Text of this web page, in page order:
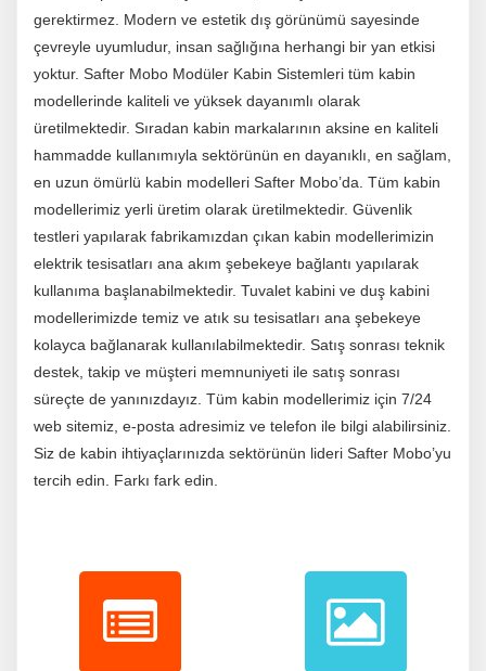
gerektirmez. Modern ve estetik dış görünümü sayesinde
çevreyle uyumludur, insan sağlığına herhangi bir yan etkisi
yoktur. Safter Mobo Modüler Kabin Sistemleri tüm kabin
modellerinde kaliteli ve yüksek dayanımlı olarak
üretilmektedir. Sıradan kabin markalarının aksine en kaliteli
hammadde kullanımıyla sektörünün en dayanıklı, en sağlam,
en uzun ömürlü kabin modelleri Safter Mobo’da. Tüm kabin
modellerimiz yerli üretim olarak üretilmektedir. Güvenlik
testleri yapılarak fabrikamızdan çıkan kabin modellerimizin
elektrik tesisatları ana akım şebekeye bağlantı yapılarak
kullanıma başlanabilmektedir. Tuvalet kabini ve duş kabini
modellerimizde temiz ve atık su tesisatları ana şebekeye
kolayca bağlanarak kullanılabilmektedir. Satış sonrası teknik
destek, takip ve müşteri memnuniyeti ile satış sonrası
süreçte de yanınızdayız. Tüm kabin modellerimiz için 7/24
web sitemiz, e-posta adresimiz ve telefon ile bilgi alabilirsiniz.
Siz de kabin ihtiyaçlarınızda sektörünün lideri Safter Mobo’yu
tercih edin. Farkı fark edin.